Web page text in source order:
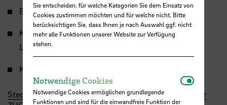
Baljer & Zembrod GmbH& Co. KG
KAVG KreisabfallverwertungsGmbHMinden-
Lübbecke
Karl Siedenburg
Steckbrief von Smart Recycling Up beim Projektträger
Sie entscheiden, für welche Kategorien Sie dem Einsatz von
Cookies zustimmen möchten und für welche nicht. Bitte
berücksichtigen Sie, dass Ihnen je nach Auswahl ggf. nicht
mehr alle Funktionen unserer Website zur Verfügung
stehen.
Notwendige Cookies
Notwendige Cookies ermöglichen grundlegende
Funktionen und sind für die einwandfreie Funktion der